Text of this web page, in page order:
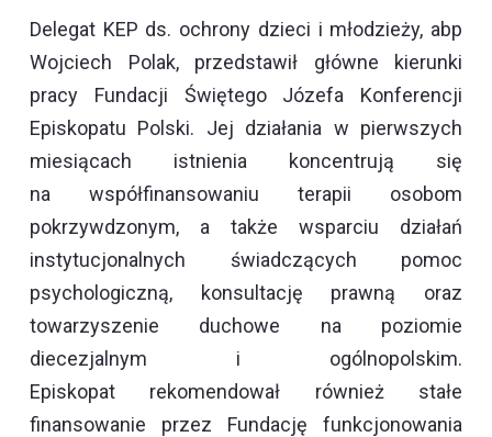
Delegat KEP ds. ochrony dzieci i młodzieży, abp
Wojciech Polak, przedstawił główne kierunki
pracy Fundacji Świętego Józefa Konferencji
Episkopatu Polski. Jej działania w pierwszych
miesiącach istnienia koncentrują się
na współfinansowaniu terapii osobom
pokrzywdzonym, a także wsparciu działań
instytucjonalnych świadczących pomoc
psychologiczną, konsultację prawną oraz
towarzyszenie duchowe na poziomie
diecezjalnym i ogólnopolskim.
Episkopat rekomendował również stałe
finansowanie przez Fundację funkcjonowania